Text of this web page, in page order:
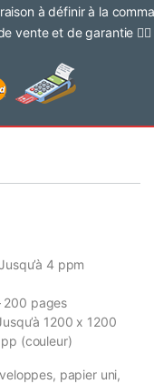
à définir à la
vente et de garantie 👉🏽
4 ppm
200 pages
1200 x 1200
(couleur)
papier uni,